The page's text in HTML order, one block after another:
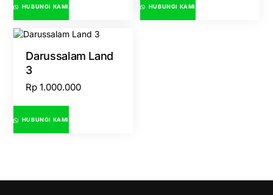
HUBUNGI KAMI HUBUNGI KAMI
Darussalam Land
3
Rp 1.000.000
HUBUNGI KAMI